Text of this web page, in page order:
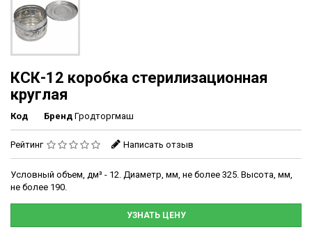
КСК-12 коробка стерилизационная
круглая
Код Бренд Гродторгмаш
Рейтинг Написать отзыв
Условный объем, дм³ - 12. Диаметр, мм, не более 325. Высота, мм,
не более 190.
УЗНАТЬ ЦЕНУ